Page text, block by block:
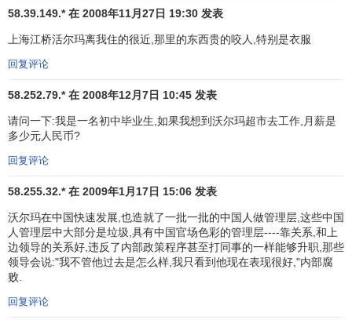
山姆会员商店的会籍分为商业会籍和个人会籍两类。商
个附属会员；个人会籍申请人只须出示其居民身份证或护
照，并可提名2个附属会员。两类会籍收费统一，主卡年费均
为150元，附属卡年费每张50元(以深圳山姆店为例)。简便的
可能性。
如今，沃尔玛公司正在大举进攻欧洲、亚洲，以及非洲
家商店；在东南亚地区，沃尔玛稳扎稳打，步步推进，在这
些国家和地区已经出现了数百家沃尔玛旗下的大型超市和连
锁店，它试图以此举在欧洲和亚洲地区站稳脚跟。德国，是
沃尔玛的重点目标；中国，则是沃尔玛在亚洲最具发展前景
的市场。
位于德国法兰克福郊外的巨大的韦特考夫商店，出售的
58.39.149.* 在 2008年11月27日 19:30 发表
上海江桥活尔玛离我住的很近,那里的东西贵的咬人,特别是衣服
回复评论
58.252.79.* 在 2008年12月7日 10:45 发表
请问一下:我是一名初中毕业生,如果我想到沃尔玛超市去工作,月薪是
多少元人民币?
回复评论
58.255.32.* 在 2009年1月17日 15:06 发表
沃尔玛在中国快速发展,也造就了一批一批的中国人做管理层,这些中国
人管理层中大部分是垃圾,具有中国官场色彩的管理层----靠关系,和上
边领导的关系好,违反了内部政策程序甚至打同事的一样能够升职,那些
领导会说:"我不管他过去是怎么样,我只看到他现在表现很好,"内部腐
败.
回复评论